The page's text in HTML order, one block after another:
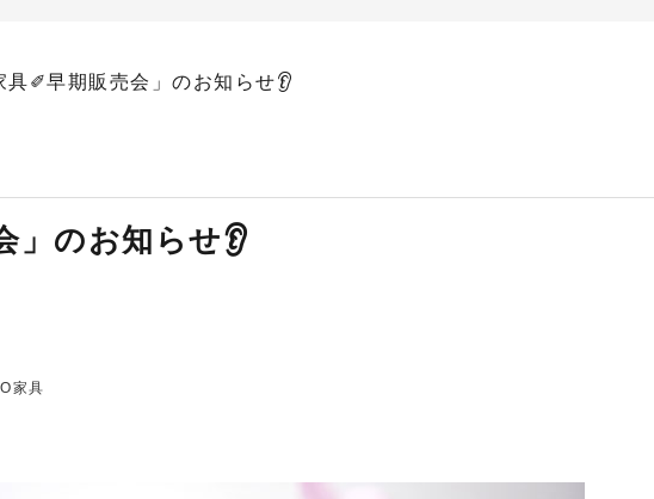
具✐早期販売会」のお知らせ👂
」のお知らせ👂
家具